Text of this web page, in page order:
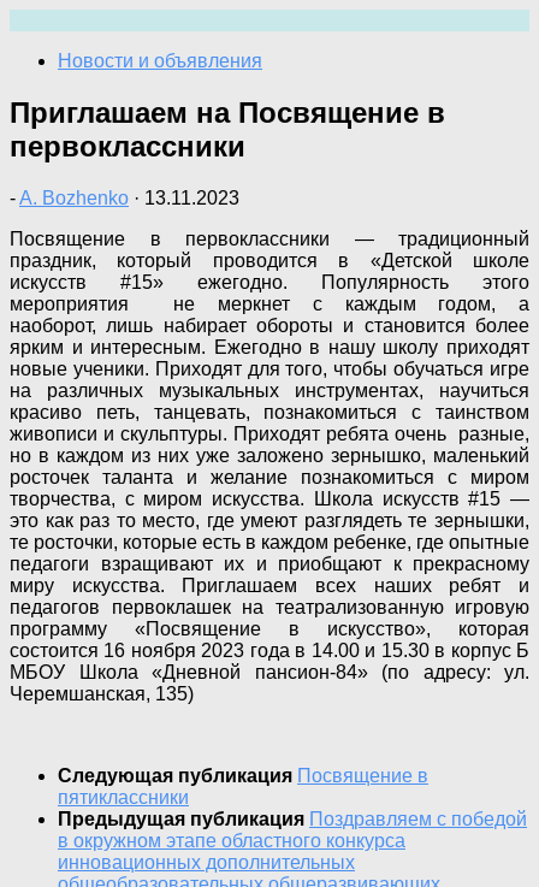
содержимому
Новости и объявления
Приглашаем на Посвящение в
первоклассники
-A. Bozhenko · 13.11.2023
Посвящение в первоклассники — традиционный
праздник, который проводится в «Детской школе
искусств #15» ежегодно. Популярность этого
мероприятия не меркнет с каждым годом, а
наоборот, лишь набирает обороты и становится более
ярким и интересным. Ежегодно в нашу школу приходят
новые ученики. Приходят для того, чтобы обучаться игре
на различных музыкальных инструментах, научиться
красиво петь, танцевать, познакомиться с таинством
живописи и скульптуры. Приходят ребята очень разные,
но в каждом из них уже заложено зернышко, маленький
росточек таланта и желание познакомиться с миром
творчества, с миром искусства. Школа искусств #15 —
это как раз то место, где умеют разглядеть те зернышки,
те росточки, которые есть в каждом ребенке, где опытные
педагоги взращивают их и приобщают к прекрасному
миру искусства. Приглашаем всех наших ребят и
педагогов первоклашек на театрализованную игровую
программу «Посвящение в искусство», которая
состоится 16 ноября 2023 года в 14.00 и 15.30 в корпус Б
МБОУ Школа «Дневной пансион-84» (по адресу: ул.
Черемшанская, 135)
Следующая публикация Посвящение в
пятиклассники
Предыдущая публикация Поздравляем с победой
в окружном этапе областного конкурса
инновационных дополнительных